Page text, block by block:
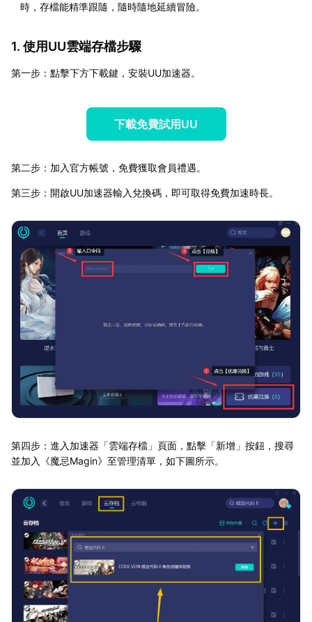
時，存檔能精準跟隨，隨時隨地延續冒險。
1. 使用UU雲端存檔步驟
第一步：點擊下方下載鍵，安裝UU加速器。
下載免費試用UU
第二步：加入官方帳號，免費獲取會員禮遇。
第三步：開啟UU加速器輸入兌換碼，即可取得免費加速時長。
第四步：進入加速器「雲端存檔」頁面，點擊「新增」按鈕，搜尋
並加入《魔忌Magin》至管理清單，如下圖所示。